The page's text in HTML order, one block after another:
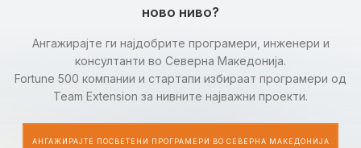
ново ниво?
Ангажирајте ги најдобрите програмери, инженери и
консултанти во Северна Македонија.
Fortune 500 компании и стартапи избираат програмери од
Team Extension за нивните најважни проекти.
АНГАЖИРАЈТЕ ПОСВЕТЕНИ ПРОГРАМЕРИ ВО СЕВЕРНА МАКЕДОНИЈА